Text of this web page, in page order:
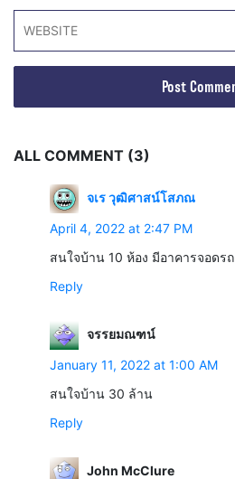
ALL COMMENT (3)
จเร วุฒิศาสน์โสภณ
April 4, 2022 at 2:47 PM
สนใจบ้าน 10 ห้อง มีอาคารจอดรถ
Reply
จรรยมณฑน์
January 11, 2022 at 1:00 AM
สนใจบ้าน 30 ล้าน
Reply
John McClure